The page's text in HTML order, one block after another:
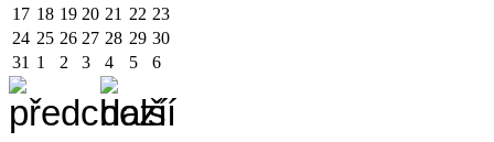
17 18 19 20 21 22 23
24 25 26 27 28 29 30
31 1 2 3 4 5 6